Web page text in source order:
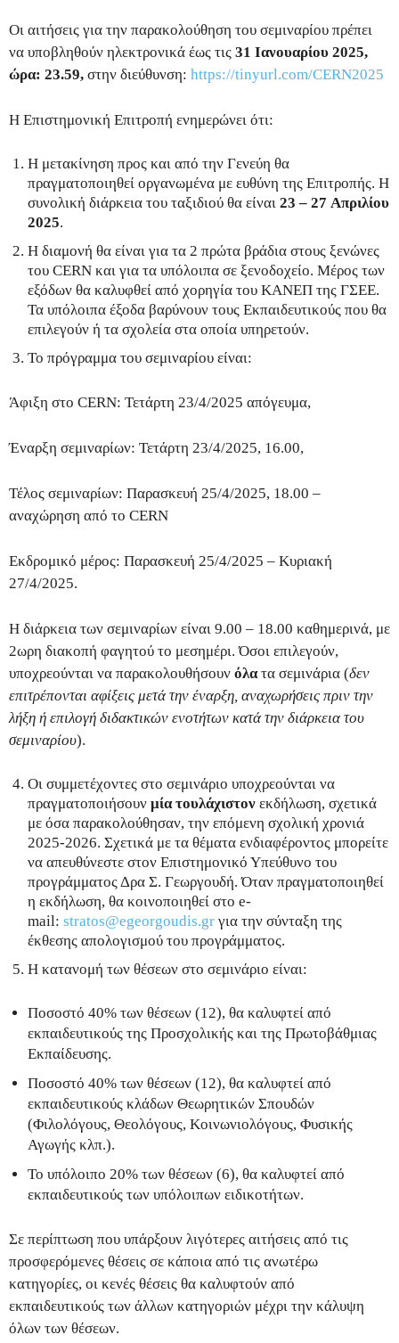
Οι αιτήσεις για την παρακολούθηση του σεμιναρίου πρέπει
να υποβληθούν ηλεκτρονικά έως τις 31 Ιανουαρίου 2025,
ώρα: 23.59, στην διεύθυνση: https://tinyurl.com/CERN2025
Η Επιστημονική Επιτροπή ενημερώνει ότι:
Η μετακίνηση προς και από την Γενεύη θα
πραγματοποιηθεί οργανωμένα με ευθύνη της Επιτροπής. Η
συνολική διάρκεια του ταξιδιού θα είναι 23– 27 Απριλίου
2025.
Η διαμονή θα είναι για τα 2 πρώτα βράδια στους ξενώνες
του CERN και για τα υπόλοιπα σε ξενοδοχείο. Μέρος των
εξόδων θα καλυφθεί από χορηγία του ΚΑΝΕΠ της ΓΣΕΕ.
Τα υπόλοιπα έξοδα βαρύνουν τους Εκπαιδευτικούς που θα
επιλεγούν ή τα σχολεία στα οποία υπηρετούν.
Το πρόγραμμα του σεμιναρίου είναι:
Άφιξη στο CERN: Τετάρτη 23/4/2025 απόγευμα,
Έναρξη σεμιναρίων: Τετάρτη 23/4/2025, 16.00,
Τέλος σεμιναρίων: Παρασκευή 25/4/2025, 18.00 –
αναχώρηση από το CERN
Εκδρομικό μέρος: Παρασκευή 25/4/2025 – Κυριακή
27/4/2025.
Η διάρκεια των σεμιναρίων είναι 9.00 – 18.00 καθημερινά, με
2ωρη διακοπή φαγητού το μεσημέρι. Όσοι επιλεγούν,
υποχρεούνται να παρακολουθήσουν όλατα σεμινάρια (δεν
επιτρέπονται αφίξεις μετά την έναρξη, αναχωρήσεις πριν την
λήξη ή επιλογή διδακτικών ενοτήτων κατά την διάρκεια του
σεμιναρίου).
Οι συμμετέχοντες στο σεμινάριο υποχρεούνται να
πραγματοποιήσουν μία τουλάχιστον εκδήλωση, σχετικά
με όσα παρακολούθησαν, την επόμενη σχολική χρονιά
2025-2026. Σχετικά με τα θέματα ενδιαφέροντος μπορείτε
να απευθύνεστε στον Επιστημονικό Υπεύθυνο του
προγράμματος Δρα Σ. Γεωργουδή. Όταν πραγματοποιηθεί
η εκδήλωση, θα κοινοποιηθεί στο e-
mail: stratos@egeorgoudis.gr για την σύνταξη της
έκθεσης απολογισμού του προγράμματος.
Η κατανομή των θέσεων στο σεμινάριο είναι:
Ποσοστό 40% των θέσεων (12), θα καλυφτεί από
εκπαιδευτικούς της Προσχολικής και της Πρωτοβάθμιας
Εκπαίδευσης.
Ποσοστό 40% των θέσεων (12), θα καλυφτεί από
εκπαιδευτικούς κλάδων Θεωρητικών Σπουδών
(Φιλολόγους, Θεολόγους, Κοινωνιολόγους, Φυσικής
Αγωγής κλπ.).
Το υπόλοιπο 20% των θέσεων (6), θα καλυφτεί από
εκπαιδευτικούς των υπόλοιπων ειδικοτήτων.
Σε περίπτωση που υπάρξουν λιγότερες αιτήσεις από τις
προσφερόμενες θέσεις σε κάποια από τις ανωτέρω
κατηγορίες, οι κενές θέσεις θα καλυφτούν από
εκπαιδευτικούς των άλλων κατηγοριών μέχρι την κάλυψη
όλων των θέσεων.